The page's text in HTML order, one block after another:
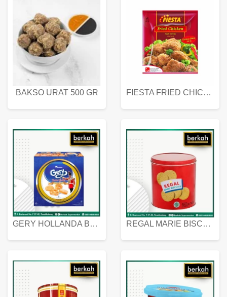
BAKSO URAT 500 GR FIESTA FRIED CHICKEN 500 GR
GERY HOLLANDA BUTTER COOKIES 450 GRAM REGAL MARIE BISCUIT KALENG 550 GRAM